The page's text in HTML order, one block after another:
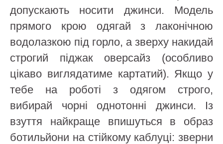
допускають носити джинси. Модель
прямого крою одягай з лаконічною
водолазкою під горло, а зверху накидай
строгий піджак оверсайз (особливо
цікаво виглядатиме картатий). Якщо у
тебе на роботі з одягом строго,
вибирай чорні однотонні джинси. Із
взуття найкраще впишуться в образ
ботильйони на стійкому каблуці: зверни